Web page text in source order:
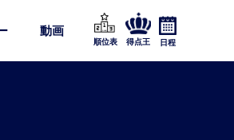
動画
順位表 得点王 日程